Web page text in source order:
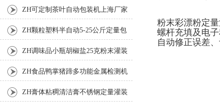
粉末彩漂粉定
螺杆充填及电
自动修正误差
厂家 ZH可定制茶叶自动包装机上海厂家
ZH颗粒塑料半自动5-25公斤定量包
装机 ZH调味品小瓶胡椒盐25克粉末灌装
ZH食品鸭掌猪蹄多功能金属检测机
ZH膏体粘稠清洁膏不锈钢定量灌装